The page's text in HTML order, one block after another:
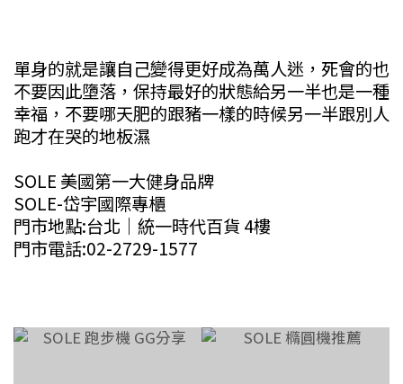
單身的就是讓自己變得更好成為萬人迷，死會的也
不要因此墮落，保持最好的狀態給另一半也是一種
幸福，不要哪天肥的跟豬一樣的時候另一半跟別人
跑才在哭的地板濕
SOLE 美國第一大健身品牌
SOLE-岱宇國際專櫃
門市地點:台北｜統一時代百貨 4樓
門市電話:02-2729-1577